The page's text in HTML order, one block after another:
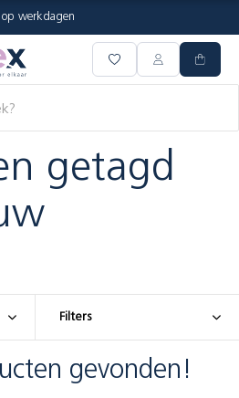
werkdagen
getagd
Filters
gevonden!